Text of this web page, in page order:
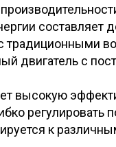
составляет
традиционными
двигатель с
высокую
регулировать
к